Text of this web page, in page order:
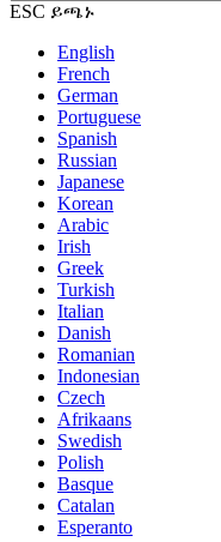
ESC ይጫኑ
English
French
German
Portuguese
Spanish
Russian
Japanese
Korean
Arabic
Irish
Greek
Turkish
Italian
Danish
Romanian
Indonesian
Czech
Afrikaans
Swedish
Polish
Basque
Catalan
Esperanto